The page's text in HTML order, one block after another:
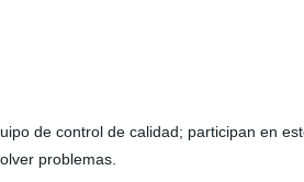
de control de calidad; participan en
problemas.